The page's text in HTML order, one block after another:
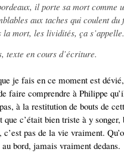
il porte sa mort comme
aux taches qui coulent
la mort, les lividités, ça s’appelle.
texte en cours d’écriture.
je fais en ce moment est
faire comprendre à Philippe
à la restitution de bouts de
c’était bien triste à y
, c’est pas de la vie vraiment.
bord, jamais vraiment dedans.